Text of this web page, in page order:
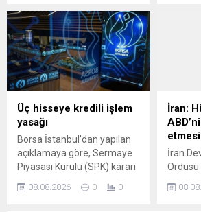
buna karşılık verdiğini
söyledi.
Üç hisseye kredili işlem
yasağı
Borsa İstanbul'dan yapılan
açıklamaya göre, Sermaye
Piyasası Kurulu (SPK) kararı
Volatilite Bazlı Tedbir
08.08.2026 0 0
İran:
İran
Ordusu